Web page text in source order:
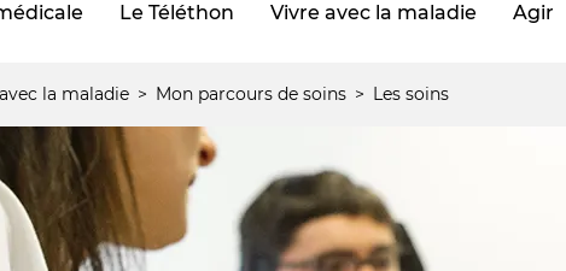
Le Téléthon Vivre avec la maladie Agir
la maladie Mon parcours de soins Les soins